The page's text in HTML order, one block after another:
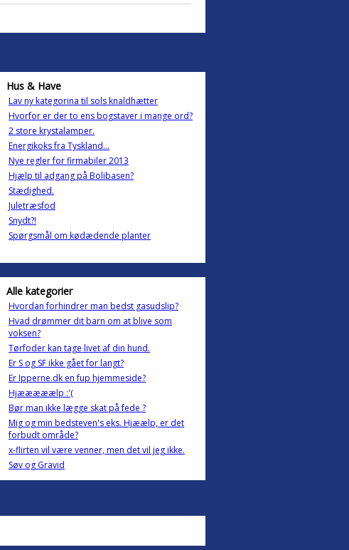
Hus & Have
Lav ny kategorina til sols knaldhætter
Hvorfor er der to ens bogstaver i mange ord?
2 store krystalamper.
Energikoks fra Tyskland...
Nye regler for firmabiler 2013
Hjælp til adgang på Bolibasen?
Stædighed.
Juletræsfod
Snydt?!
Spørgsmål om kødædende planter
Alle kategorier
Hvordan forhindrer man bedst gasudslip?
Hvad drømmer dit barn om at blive som
voksen?
Tørfoder kan tage livet af din hund.
Er S og SF ikke gået for langt?
Er Ipperne.dk en fup hjemmeside?
Hjææææælp :'(
Bør man ikke lægge skat på fede ?
Mig og min bedsteven's eks. Hjæælp, er det
forbudt område?
x-flirten vil være venner, men det vil jeg ikke.
Søv og Gravid